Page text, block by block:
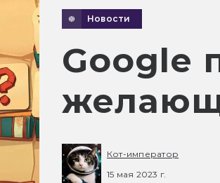
Новости
Google
Кот-император
15 мая 2023 г.